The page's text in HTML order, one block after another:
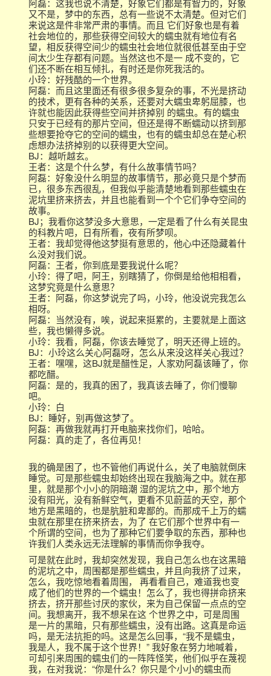
阿磊：这我也说不清楚，好象它们都是有智力的，好象
又不是，梦中的东西，总有一些说不太清楚。但对它们
来说这是件非常严肃的事情。而且 它们好象也是有着
社会地位的，那些获得空间较大的蠕虫就有地位有名
望，相反获得空间少的蠕虫社会地位就很低甚至由于空
间太少生存都有问题。当然这也不是一 成不变的，它
们还不断在相互倾扎，有时还是你死我活的。
小玲：好残酷的一个世界。
阿磊：而且这里面还有很多很多复杂的事，不光是挤动
的技术，更有各种的关系，还要对大蠕虫卑躬屈膝，也
许就也能因此获得些空间并挤掉别 的蠕虫。有的蠕虫
只安于已经有的那片空间，但还是得不断蠕动以挤到那
些想要抢夺它的空间的蠕虫，也有的蠕虫却总在楚心积
虑想办法挤掉别的以获得更大空间。
BJ：越听越玄。
王者：这是个什么梦，有什么故事情节吗？
阿磊：好象没什么明显的故事情节，那必竟只是个梦而
已，很多东西很乱，但我似乎能清楚地看到那些蠕虫在
泥坑里挤来挤去，并且也能看到一个个它们争夺空间的
故事。
BJ；我看你这梦没多大意思，一定是看了什么有关昆虫
的科教片吧，日有所看，夜有所梦呗。
王者：我却觉得他这梦挺有意思的，他心中还隐藏着什
么没对我们说。
阿磊：王者，你到底是要我说什么呢？
小玲：得了吧，阿王，别瞎猜了，你倒是给他相相看，
这梦究竟是什么意思？
王者：阿磊，你这梦说完了吗，小玲，他没说完我怎么
相呀。
阿磊：当然没有，唉，说起来挺累的，主要就是上面这
些，我也懒得多说。
小玲：我看，阿磊，你该去睡觉了，明天还得上班的。
BJ：小玲这么关心阿磊呀，怎么从来没这样关心我过？
王者：嘿嘿，这BJ就是醋性足，人家劝阿磊该睡了，你
都吃醋。
阿磊：是的，我真的困了，我真该去睡了，你们慢聊
吧。
小玲：白
BJ：睡好，别再做这梦了。
阿磊：再做我就再打开电脑来找你们，哈哈。
阿磊：真的走了，各位再见！
我的确是困了，也不管他们再说什么，关了电脑就倒床
睡觉。可是那些蠕虫却始终出现在我脑海之中。就在那
里，就是那个小小的阴暗潮 湿的泥坑之中，那个地方
没有阳光，没有新鲜空气，更看不见蔚蓝的天空，那个
地方是黑暗的，也是肮脏和卑鄙的。而那成千上万的蠕
虫就在那里在挤来挤去，为了 在它们那个世界中有一
个所谓的空间，也为了那种它们要争取的东西，那种也
许我们人类永远无法理解的事情而你争我夺。
可是就在此时，我却突然发现，我自己怎么也在这黑暗
的泥坑之中，周围都是那些蠕虫，并且向我挤了过来，
怎么，我吃惊地看着周围， 再看看自己，难道我也变
成了他们的世界的一个蠕虫！怎么了，我也得拼命挤来
挤去，挤开那些讨厌的家伙，来为自己保留一点点的空
间。我想离开，我不想呆在这 个世界之中，可是周围
是一片的黑暗，只有那些蠕虫，没有出路。这真是命运
吗，是无法抗拒的吗。这是怎么回事，“我不是蠕虫，
我是人，我不属于这个世界！” 我好象在努力地喊着，
可却引来周围的蠕虫们的一阵阵怪笑，他们似乎在蔑视
我，在对我说：“你是什么？你只是个小小的蠕虫而